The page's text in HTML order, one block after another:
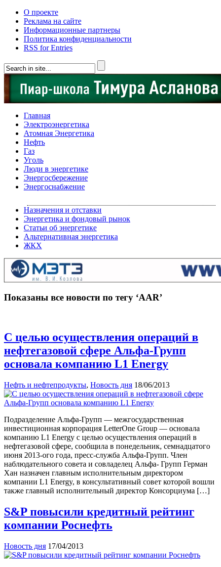
О проекте
Реклама на сайте
Информационные партнеры
Политика конфиденциальности
RSS for Entries
Главная
Электроэнергетика
Атомная Энергетика
Нефть
Газ
Уголь
Люди в энергетике
Энергосбережение
Энергоснабжение
Назначения и отставки
Энергетика и фондовый рынок
Статьи об энергетике
Альтернативная энергетика
ЖКХ
Показаны все новости по тегу ‘AАR’
С целью осуществления операций в
нефтегазовой сфере Альфа-Групп
основала компанию L1 Energy
Нефть и нефтепродукты, Новость дня 18/06/2013
Подразделение Альфа-Групп — межгосударственная
инвестиционная корпорация LetterOne Group — основала
компанию L1 Energy с целью осуществления операций в
нефтегазовой сфере, сообщила в понедельник, семнадцатого
июня 2013-ого года, пресс-служба Альфа-Групп. Член
наблюдательного совета и совладелец Альфа- Групп Герман
Хан назначен главным исполнительным директором
компании L1 Energy, в консультативный совет которой вошли
также главный исполнительный директор Консорциума […]
S&P повысили кредитный рейтинг
компании Роснефть
Новость дня 17/04/2013